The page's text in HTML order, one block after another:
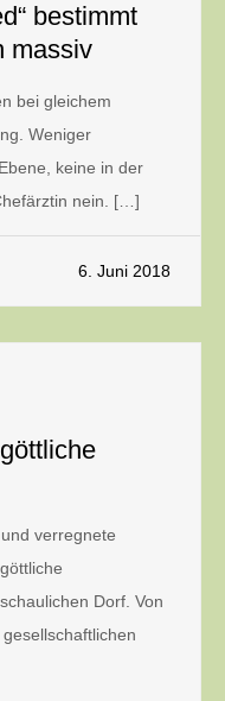
bestimmt
massiv
bei gleichem
Weniger
keine in der
nein. […]
6. Juni 2018
verregnete
Dorf. Von